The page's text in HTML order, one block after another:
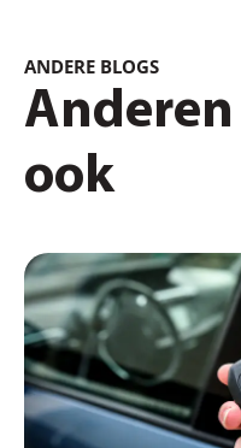
ANDERE BLOGS
ook